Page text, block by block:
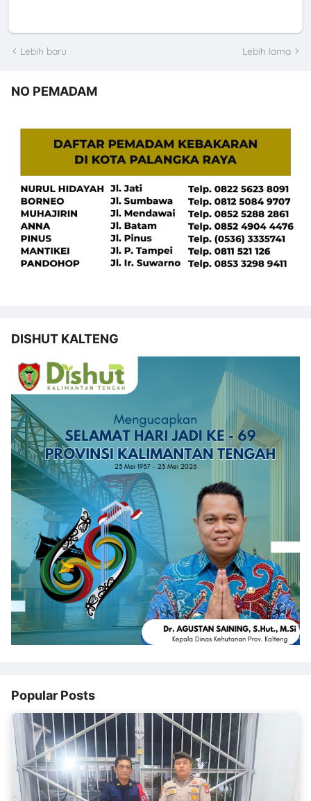
Lebih baru Lebih lama
NO PEMADAM
DISHUT KALTENG
Popular Posts